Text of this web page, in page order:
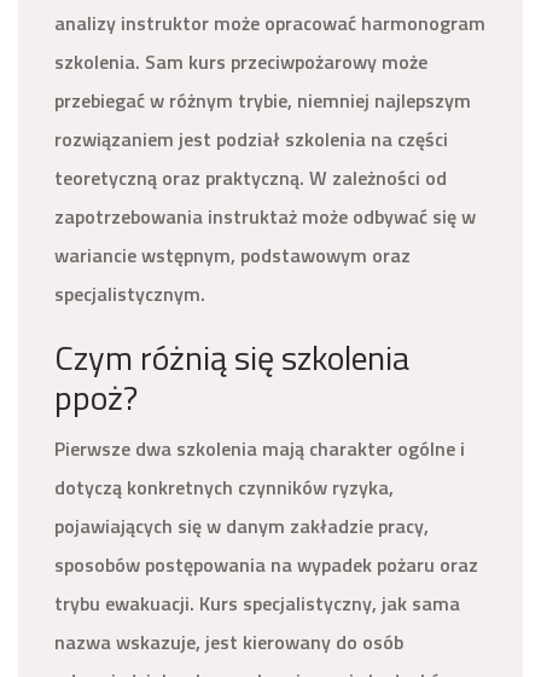
analizy instruktor może opracować harmonogram
szkolenia. Sam kurs przeciwpożarowy może
przebiegać w różnym trybie, niemniej najlepszym
rozwiązaniem jest podział szkolenia na części
teoretyczną oraz praktyczną. W zależności od
zapotrzebowania instruktaż może odbywać się w
wariancie wstępnym, podstawowym oraz
specjalistycznym.
Czym różnią się szkolenia
ppoż?
Pierwsze dwa szkolenia mają charakter ogólne i
dotyczą konkretnych czynników ryzyka,
pojawiających się w danym zakładzie pracy,
sposobów postępowania na wypadek pożaru oraz
trybu ewakuacji. Kurs specjalistyczny, jak sama
nazwa wskazuje, jest kierowany do osób